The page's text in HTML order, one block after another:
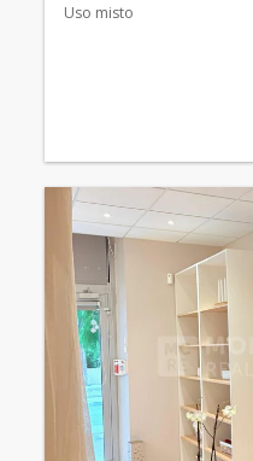
Uso misto